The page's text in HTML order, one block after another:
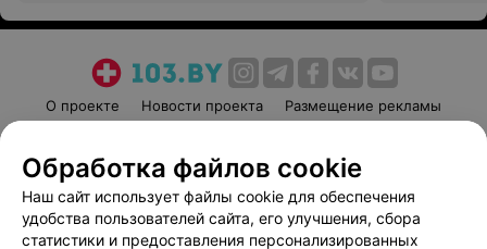
О проекте Новости проекта
Размещение рекламы
Пользовательское соглашение
Способы оплаты
Вакансии
Партнеры
Написать руководителю 103.by
Обработка файлов cookie
Наш сайт использует файлы cookie для обеспечения
удобства пользователей сайта, его улучшения, сбора
статистики и предоставления персонализированных